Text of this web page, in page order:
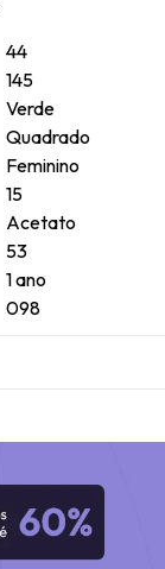
44
145
Verde
Quadrado
Feminino
15
Acetato
53
1 ano
098